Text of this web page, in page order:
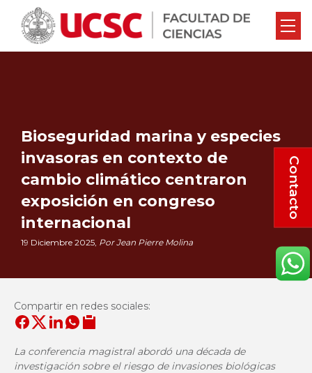
Bioseguridad marina y especies
invasoras en contexto de
cambio climático centraron
exposición en congreso
internacional
19 Diciembre 2025, Por Jean Pierre Molina
Compartir en redes sociales:
La conferencia magistral abordó una década de
investigación sobre el riesgo de invasiones biológicas
Contacto